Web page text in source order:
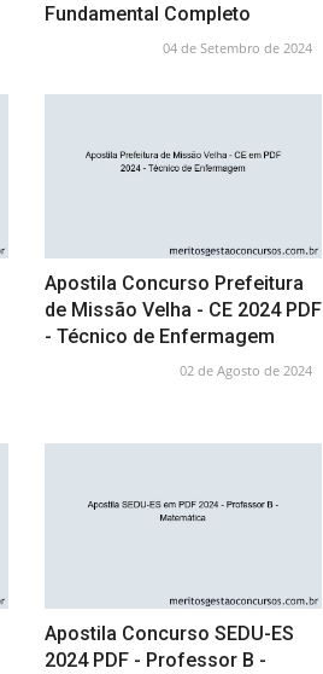
Fundamental Completo
04 de Setembro de 2024
Apostila Concurso Prefeitura
de Missão Velha - CE 2024 PDF
- Técnico de Enfermagem
02 de Agosto de 2024
Apostila Concurso SEDU-ES
2024 PDF - Professor B -